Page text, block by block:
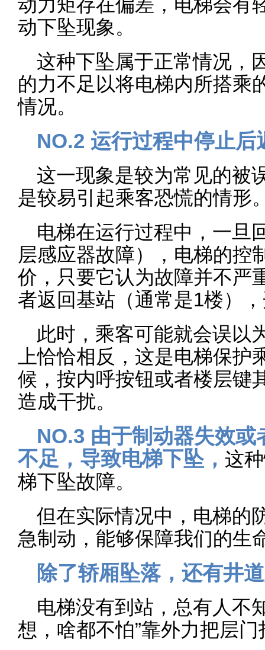
动力矩存在偏差，电梯会有
动下坠现象。
这种下坠属于正常情况，
的力不足以将电梯内所搭乘
情况。
NO.2 运行过程中停止后
这一现象是较为常见的被
是较易引起乘客恐慌的情形
电梯在运行过程中，一旦
层感应器故障），电梯的控
价，只要它认为故障并不严
者返回基站（通常是1楼）
此时，乘客可能就会误以
上恰恰相反，这是电梯保
候，按内呼按钮或者楼层键
造成干扰。
NO.3 由于制动器失效
不足，导致电梯下坠， 这
梯下坠故障。
但在实际情况中，电梯的
急制动，能够保障我们的生
除了轿厢坠落，还有井
电梯没有到站，总有人不
想，啥都不怕”靠外力把层